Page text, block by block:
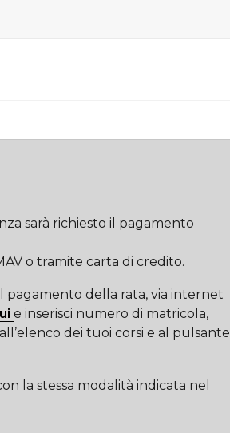
sarà richiesto il pagamento
o tramite carta di credito.
pagamento della rata, via internet
e inserisci numero di matricola,
dei tuoi corsi e al pulsante
la stessa modalità indicata nel